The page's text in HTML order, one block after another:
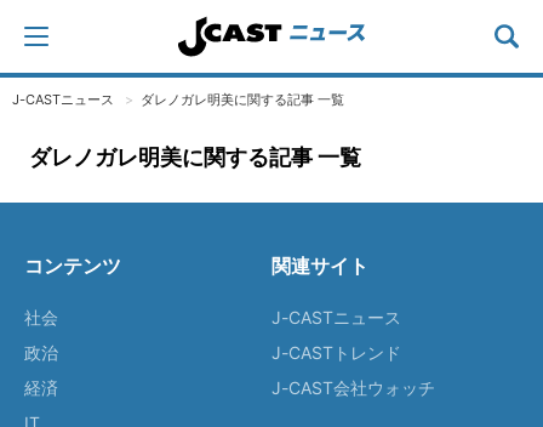
J-CASTニュース ダレノガレ明美に関する記事 一覧
ダレノガレ明美に関する記事 一覧
コンテンツ
社会
政治
経済
IT
関連サイト
J-CASTニュース
J-CASTトレンド
J-CAST会社ウォッチ